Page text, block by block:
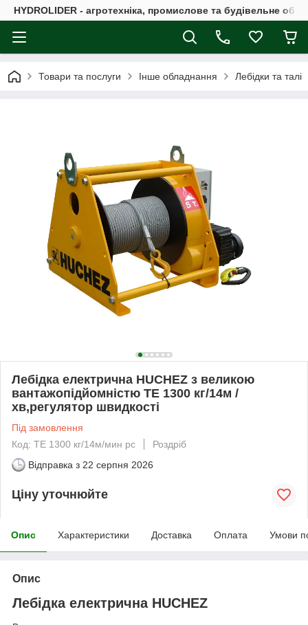
HYDROLIDER - агротехніка, промислове та будівельне
Товари та послуги Інше обладнання Лебідки та талі
Лебідка електрична HUCHEZ з великою
вантажопідйомністю TE 1300 кг/14м /
хв,регулятор швидкості
Під замовлення
Код: TE 1300 кг/14м/мин рс
Роздріб
Відправка з 22 серпня 2026
Ціну уточнюйте
Опис Характеристики Доставка Оплата Умови
Опис
Лебідка електрична HUCHEZ